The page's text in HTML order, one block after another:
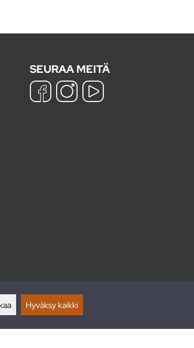
SEURAA MEITÄ
Hyväksy kaikki